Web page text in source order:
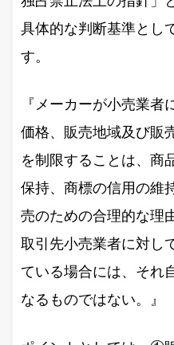
具体的な判断基準とし
す。
『メーカーが小売業
価格、販売地域及び販
を制限することは、商
保持、商標の信用の維
売のための合理的な理
取引先小売業者に対し
ている場合には、それ
なるものではない。』